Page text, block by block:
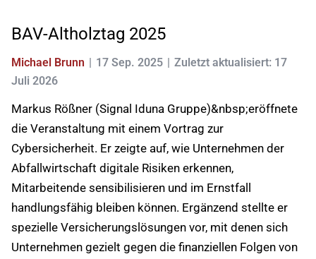
BAV-Altholztag 2025
Michael Brunn 17 Sep. 2025
Zuletzt aktualisiert: 17
Juli 2026
Markus Rößner (Signal Iduna Gruppe)&nbsp;eröffnete
die Veranstaltung mit einem Vortrag zur
Cybersicherheit. Er zeigte auf, wie Unternehmen der
Abfallwirtschaft digitale Risiken erkennen,
Mitarbeitende sensibilisieren und im Ernstfall
handlungsfähig bleiben können. Ergänzend stellte er
spezielle Versicherungslösungen vor, mit denen sich
Unternehmen gezielt gegen die finanziellen Folgen von